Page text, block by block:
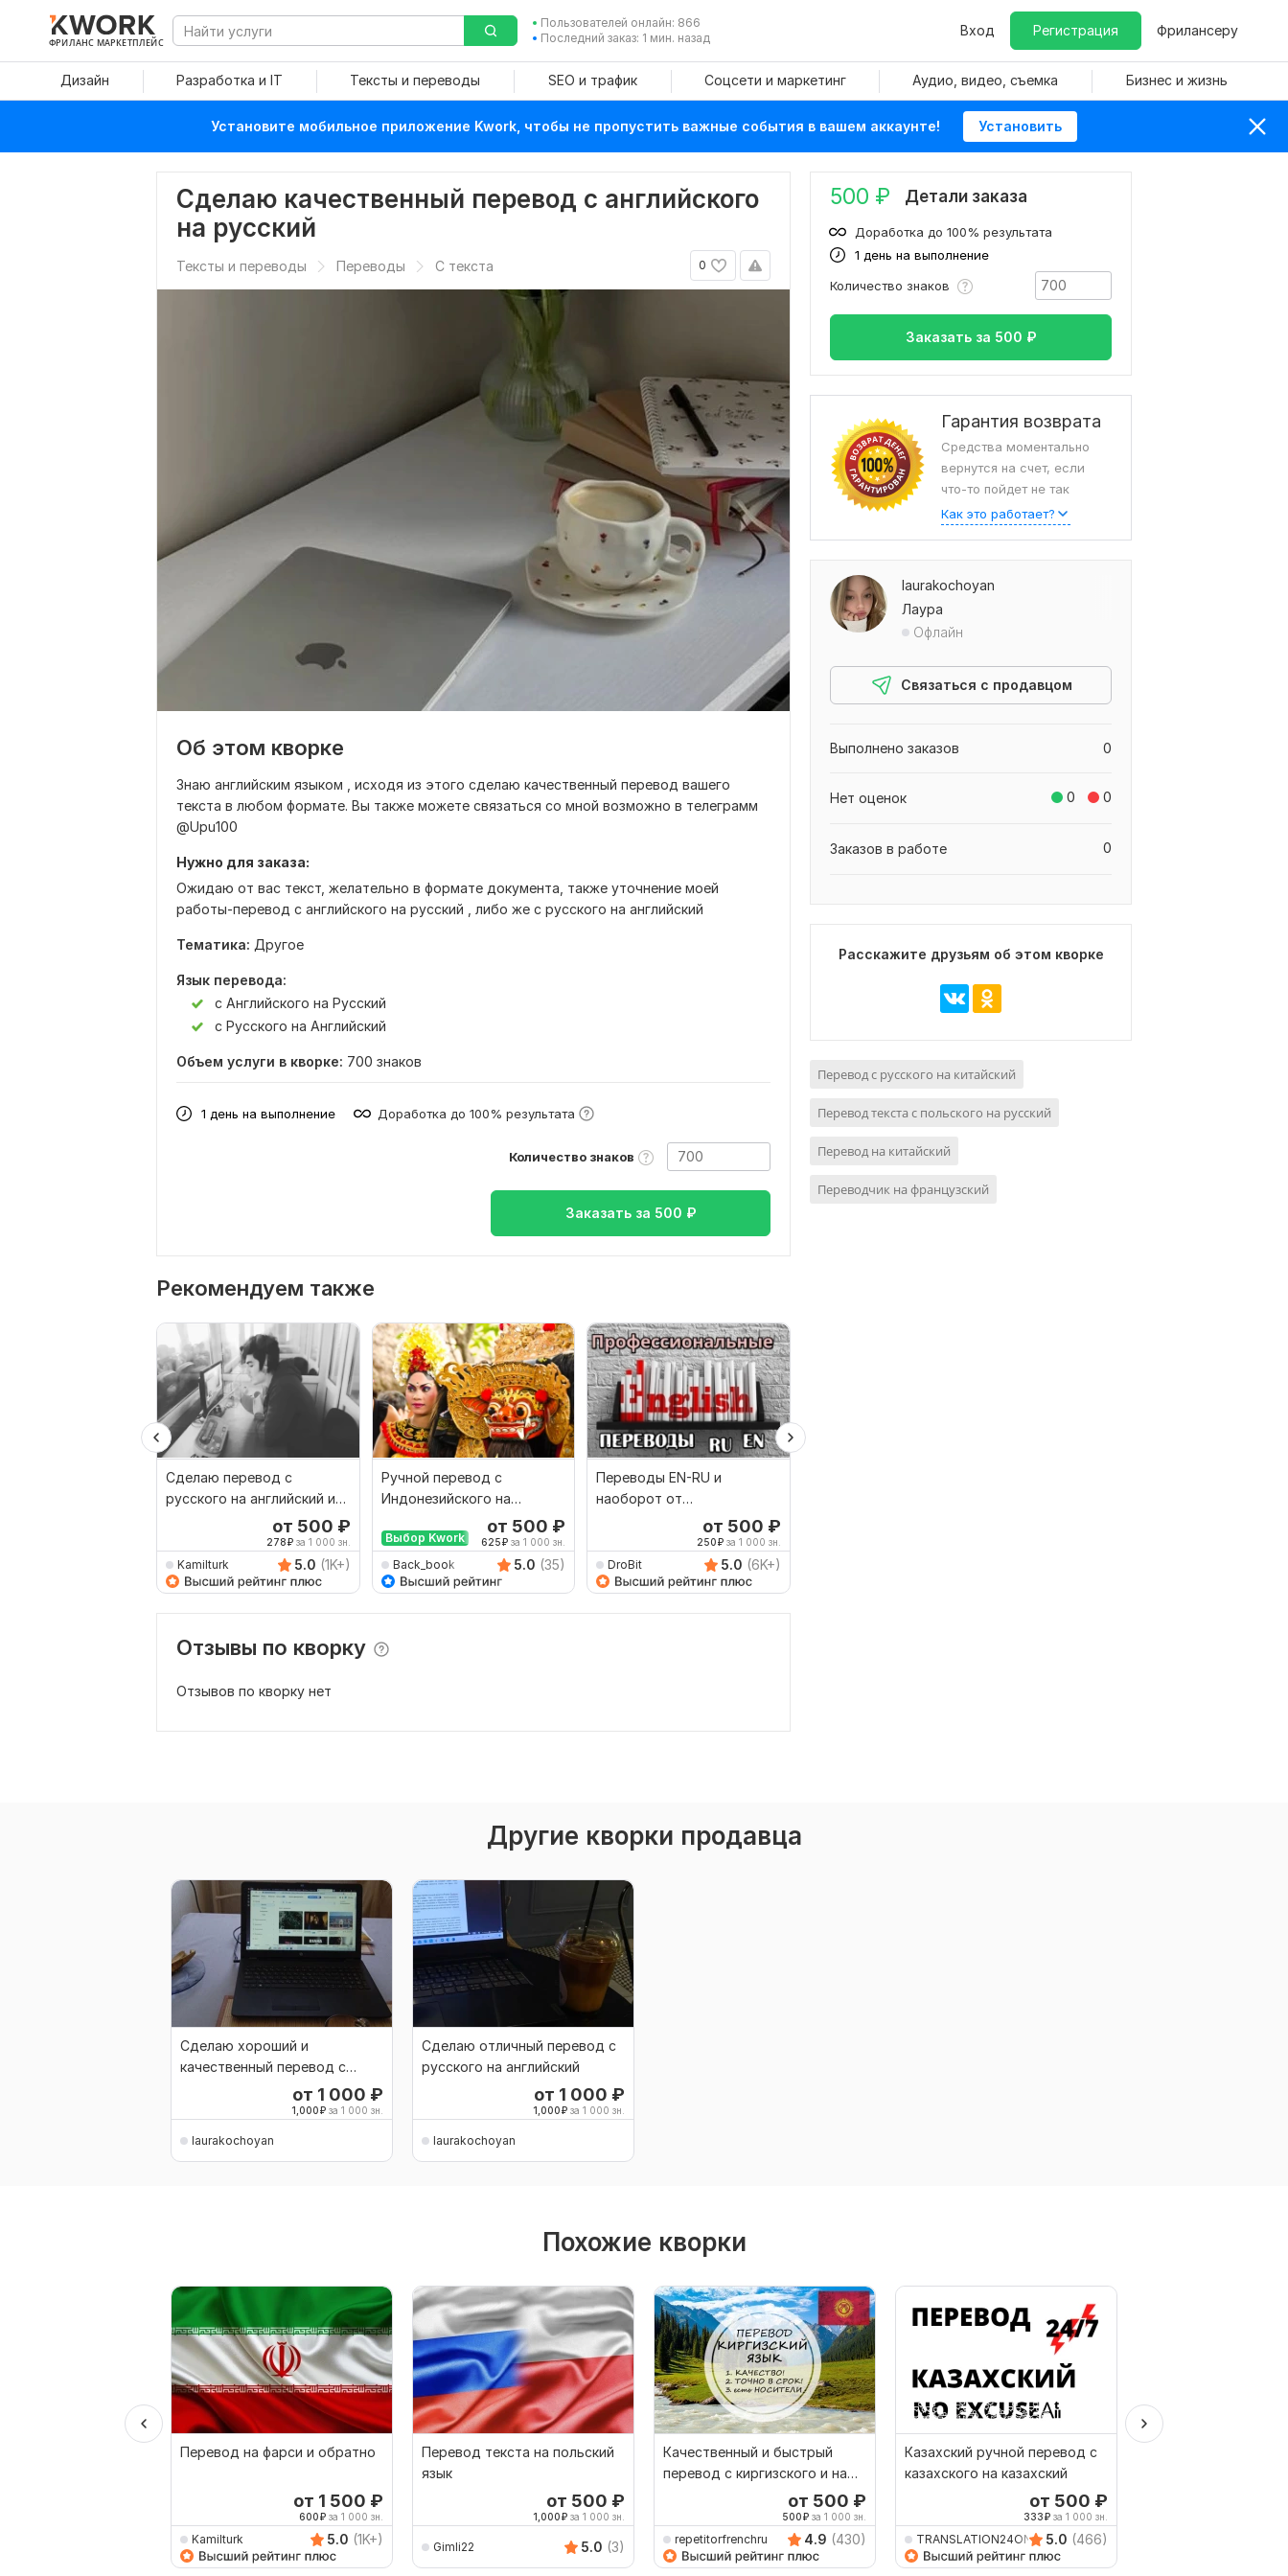
ФРИЛАНС МАРКЕТПЛЕЙС
Пользователей онлайн: 866
Последний заказ: 1 мин. назад
Вход Регистрация Фрилансеру
Дизайн Разработка и IT Тексты и переводы SEO и трафик Соцсети и маркетинг Аудио, видео, съемка Бизнес и жизнь
Установите мобильное приложение Kwork, чтобы не пропустить важные события в вашем аккаунте! Установить
Сделаю качественный перевод с английского
на русский
0
Тексты и переводы Переводы С текста
Об этом кворке
Знаю английским языком , исходя из этого сделаю качественный перевод вашего
текста в любом формате. Вы также можете связаться со мной возможно в телеграмм
@Upu100
Нужно для заказа:
Ожидаю от вас текст, желательно в формате документа, также уточнение моей
работы-перевод с английского на русский , либо же с русского на английский
Тематика: Другое
Язык перевода:
с Английского на Русский
с Русского на Английский
Объем услуги в кворке: 700 знаков
1 день на выполнение Доработка до 100% результата
Количество знаков
Заказать за 500 ₽
Рекомендуем также
Сделаю перевод с
русского на английский и
от 500 ₽
278₽за 1 000 зн.
Kamilturk 5.0 (1K+)
Ручной перевод с
Индонезийского на
Русский и наоборот
Выбор Kwork
от 500 ₽
625₽ за 1 000 зн.
Back_book 5.0 (35)
Переводы EN-RU и
наоборот от
от 500 ₽
250₽за 1 000 зн.
DroBit 5.0 (6K+)
Отзывы по кворку
Отзывов по кворку нет
500 ₽ Детали заказа
1 день на выполнение
Доработка до 100% результата
Количество знаков
Заказать за 500 ₽
Гарантия возврата
Средства моментально
вернутся на счет, если
что-то пойдет не так
Как это работает?
laurakochoyan
Лаура
Офлайн
Связаться с продавцом
0
Выполнено заказов
0 0
Нет оценок
0
Заказов в работе
Расскажите друзьям об этом кворке
Перевод с русского на китайский
Перевод текста с польского на русский
Перевод на китайский
Переводчик на французский
Другие кворки продавца
Сделаю хороший и
качественный перевод с
русского на английский
от 1 000 ₽
1,000₽ за 1 000 зн.
laurakochoyan
Сделаю отличный перевод с
русского на английский
от 1 000 ₽
1,000₽ за 1 000 зн.
laurakochoyan
Похожие кворки
Перевод на фарси и обратно
от 1 500 ₽
600₽ за 1 000 зн.
Kamilturk 5.0 (1K+)
Перевод текста на польский
язык
от 500 ₽
1,000₽ за 1 000 зн.
Gimli22 5.0 (3)
Качественный и быстрый
перевод с киргизского и на
от 500 ₽
500₽ за 1 000 зн.
repetitorfrenchru 4.9 (430)
Казахский ручной перевод с
казахского на казахский
от 500 ₽
333₽ за 1 000 зн.
TRANSLATION24ON7 5.0 (466)